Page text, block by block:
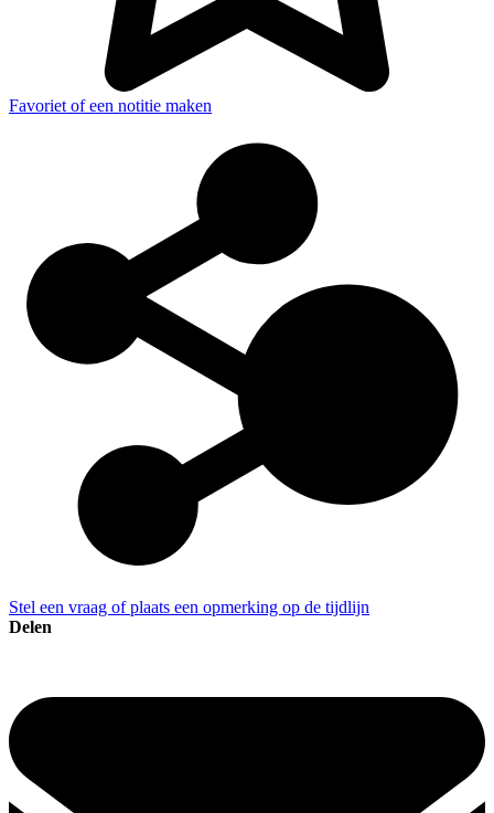
Favoriet of een notitie maken
Stel een vraag of plaats een opmerking op de tijdlijn
Delen